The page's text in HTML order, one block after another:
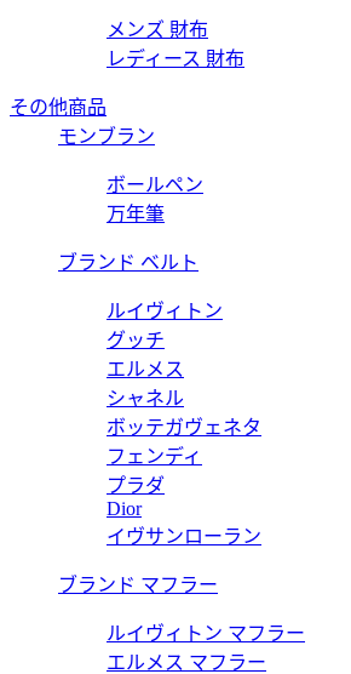
メンズ 財布
レディース 財布
その他商品
モンブラン
ボールペン
万年筆
ブランド ベルト
ルイヴィトン
グッチ
エルメス
シャネル
ボッテガヴェネタ
フェンディ
プラダ
Dior
イヴサンローラン
ブランド マフラー
ルイヴィトン マフラー
エルメス マフラー